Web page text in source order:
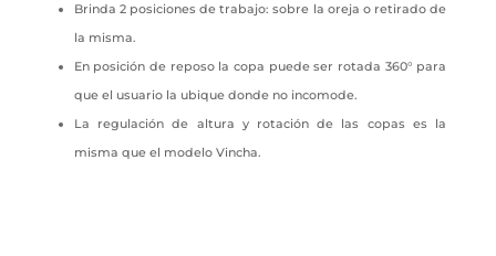
Brinda 2 posiciones de trabajo: sobre la oreja o retirado de
la misma.
En posición de reposo la copa puede ser rotada 360° para
que el usuario la ubique donde no incomode.
La regulación de altura y rotación de las copas es la
misma que el modelo Vincha.